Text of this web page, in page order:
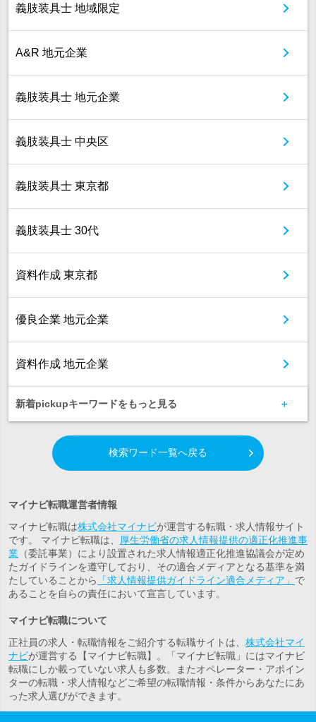
義肢装具士 地域限定
A&R 地元企業
義肢装具士 地元企業
義肢装具士 中央区
義肢装具士 東京都
義肢装具士 30代
資料作成 東京都
優良企業 地元企業
資料作成 地元企業
新着pickupキーワードをもっと見る
検索ワード一覧へ戻る
マイナビ転職運営者情報
マイナビ転職は株式会社マイナビが運営する転職・求人情報サイト
です。 マイナビ転職は、
厚生労働省の求人情報提供の適正化推進事
業 （委託事業）により設置された求人情報適正化推進協議会が定め
たガイドラインを遵守しており、その適合メディアとなる基準を満
たしていることから
「求人情報提供ガイドライン適合メディア」 で
あることを自らの責任において宣言しています。
マイナビ転職について
正社員の求人・転職情報をご紹介する転職サイトは、 株式会社マイ
ナビが運営する【マイナビ転職】。「マイナビ転職」にはマイナビ
転職にしか載っていない求人も多数。またオペレーター・アポイン
ターの転職・求人情報などご希望の転職情報・条件からあなたにあ
った求人選びができます。